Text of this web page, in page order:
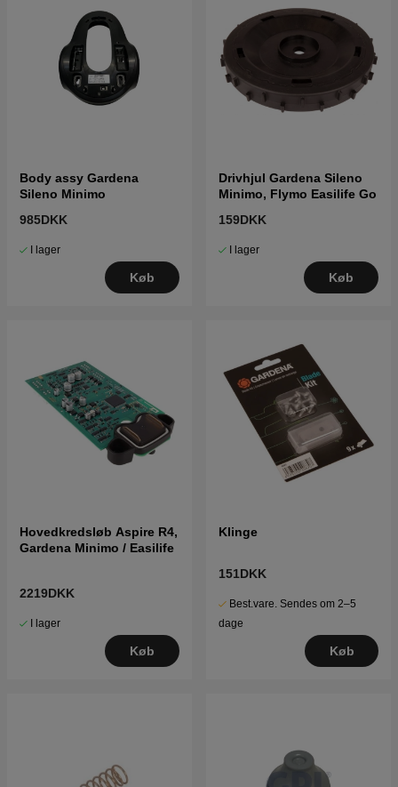
Body assy Gardena
Sileno Minimo
985DKK
I lager
Køb
Drivhjul Gardena Sileno
Minimo, Flymo Easilife Go
159DKK
I lager
Køb
Hovedkredsløb Aspire R4,
Gardena Minimo / Easilife
2219DKK
I lager
Køb
Klinge
151DKK
Best.vare. Sendes om 2–5
dage
Køb